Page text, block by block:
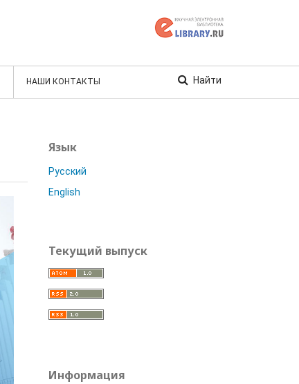
НАШИ КОНТАКТЫ Найти
Язык
Русский
English
Текущий выпуск
Информация